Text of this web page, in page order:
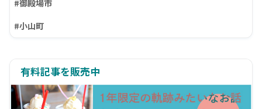
#御殿場市
#小山町
有料記事を販売中